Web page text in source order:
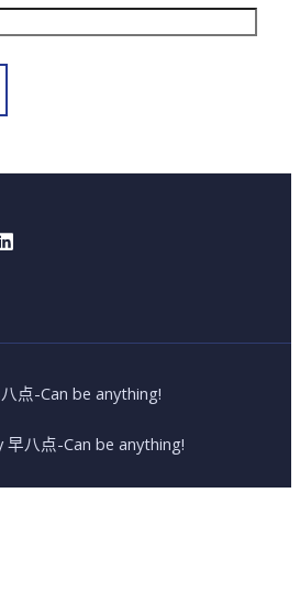
点-Can be anything!
早八点-Can be anything!